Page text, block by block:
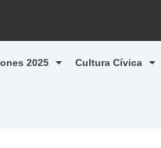
2025 Cultura Cívica